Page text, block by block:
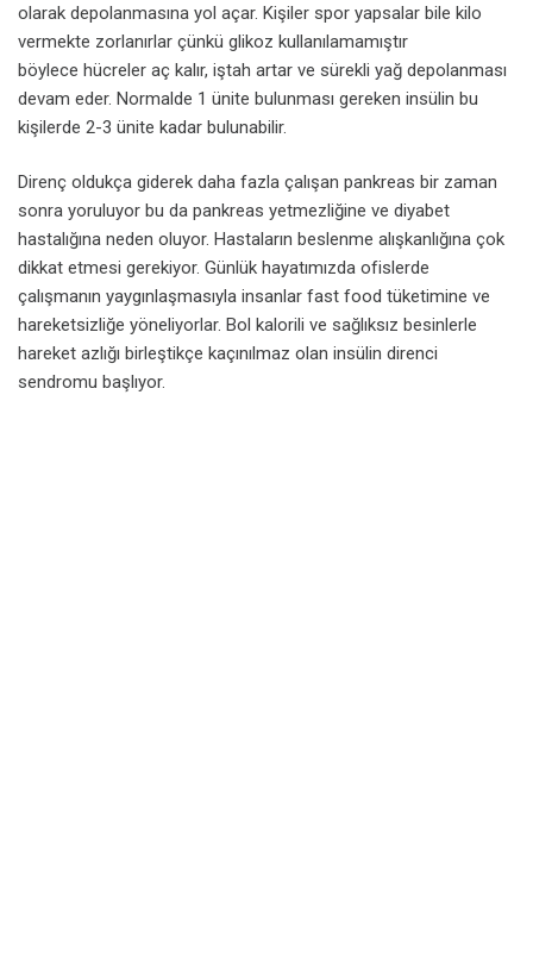
olarak depolanmasına yol açar. Kişiler spor yapsalar bile kilo
vermekte zorlanırlar çünkü glikoz kullanılamamıştır
böylece hücreler aç kalır, iştah artar ve sürekli yağ depolanması
devam eder. Normalde 1 ünite bulunması gereken insülin bu
kişilerde 2-3 ünite kadar bulunabilir.
Direnç oldukça giderek daha fazla çalışan pankreas bir zaman
sonra yoruluyor bu da pankreas yetmezliğine ve diyabet
hastalığına neden oluyor. Hastaların beslenme alışkanlığına çok
dikkat etmesi gerekiyor. Günlük hayatımızda ofislerde
çalışmanın yaygınlaşmasıyla insanlar fast food tüketimine ve
hareketsizliğe yöneliyorlar. Bol kalorili ve sağlıksız besinlerle
hareket azlığı birleştikçe kaçınılmaz olan insülin direnci
sendromu başlıyor.